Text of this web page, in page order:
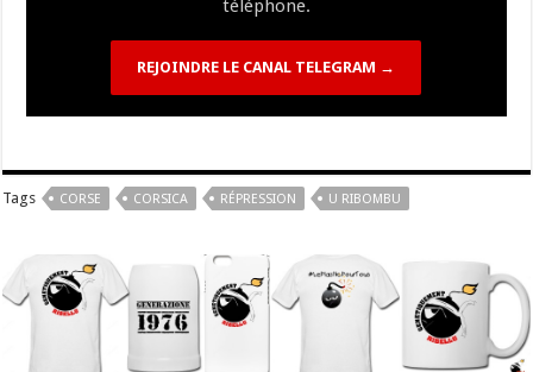
téléphone.
REJOINDRE LE CANAL TELEGRAM →
Tags CORSE CORSICA RÉPRESSION U RIBOMBU